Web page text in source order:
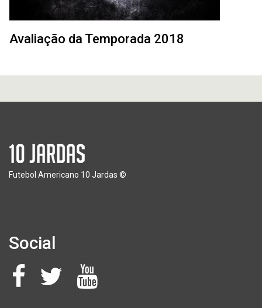
Avaliação da Temporada 2018
Futebol Americano 10 Jardas ©
Social